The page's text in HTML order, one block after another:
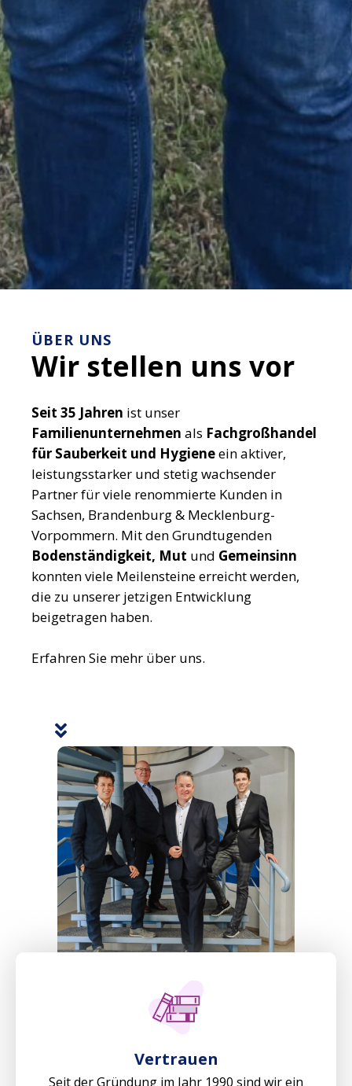
ÜBER UNS
Wir stellen uns vor
Seit 35 Jahren ist unser
Familienunternehmen als Fachgroßhandel
für Sauberkeit und Hygieneein aktiver,
leistungsstarker und stetig wachsender
Partner für viele renommierte Kunden in
Sachsen, Brandenburg & Mecklenburg-
Vorpommern. Mit den Grundtugenden
Bodenständigkeit, Mut und Gemeinsinn
konnten viele Meilensteine erreicht werden,
die zu unserer jetzigen Entwicklung
beigetragen haben.
Erfahren Sie mehr über uns.
Vertrauen
Seit der Gründung im Jahr 1990 sind wir ein